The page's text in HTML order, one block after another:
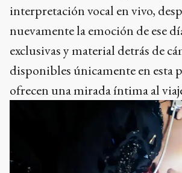
interpretación vocal en vivo,
nuevamente la emoción de ese
exclusivas y material detrás de
disponibles únicamente en esta
ofrecen una mirada íntima al